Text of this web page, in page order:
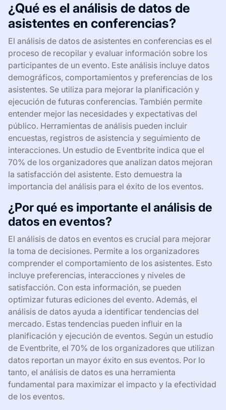
¿Qué es el análisis de datos de
asistentes en conferencias?
El análisis de datos de asistentes en conferencias es el
proceso de recopilar y evaluar información sobre los
participantes de un evento. Este análisis incluye datos
demográficos, comportamientos y preferencias de los
asistentes. Se utiliza para mejorar la planificación y
ejecución de futuras conferencias. También permite
entender mejor las necesidades y expectativas del
público. Herramientas de análisis pueden incluir
encuestas, registros de asistencia y seguimiento de
interacciones. Un estudio de Eventbrite indica que el
70% de los organizadores que analizan datos mejoran
la satisfacción del asistente. Esto demuestra la
importancia del análisis para el éxito de los eventos.
¿Por qué es importante el análisis de
datos en eventos?
El análisis de datos en eventos es crucial para mejorar
la toma de decisiones. Permite a los organizadores
comprender el comportamiento de los asistentes. Esto
incluye preferencias, interacciones y niveles de
satisfacción. Con esta información, se pueden
optimizar futuras ediciones del evento. Además, el
análisis de datos ayuda a identificar tendencias del
mercado. Estas tendencias pueden influir en la
planificación y ejecución de eventos. Según un estudio
de Eventbrite, el 70% de los organizadores que utilizan
datos reportan un mayor éxito en sus eventos. Por lo
tanto, el análisis de datos es una herramienta
fundamental para maximizar el impacto y la efectividad
de los eventos.